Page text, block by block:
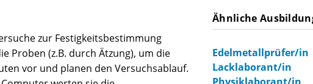
zur Festigkeitsbestimmung
Proben (z.B. durch Ätzung), um die
vor und planen den Versuchsablauf.
Ähnliche
Edelmetallprüfer/in
Lacklaborant/in